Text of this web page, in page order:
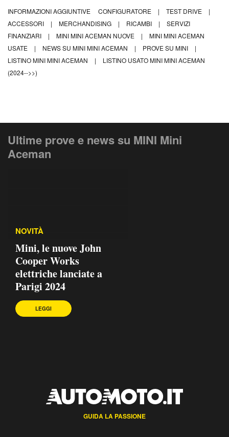
INFORMAZIONI AGGIUNTIVE CONFIGURATORE | TEST DRIVE
|
ACCESSORI
| MERCHANDISING | RICAMBI |
SERVIZI
FINANZIARI
| MINI MINI ACEMAN NUOVE |
MINI MINI ACEMAN
USATE
| NEWS SU MINI MINI ACEMAN | PROVE SU MINI
|
LISTINO MINI MINI ACEMAN
|
LISTINO USATO MINI MINI ACEMAN
(2024-->>)
Ultime prove e news su MINI Mini
Aceman
NOVITÀ
Mini, le nuove John
Cooper Works
elettriche lanciate a
Parigi 2024
LEGGI
GUIDA LA PASSIONE